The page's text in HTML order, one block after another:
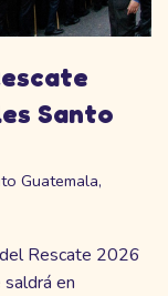
Santo
Guatemala,
Rescate 2026
en